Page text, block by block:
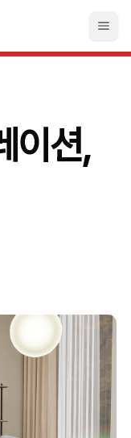
이션,